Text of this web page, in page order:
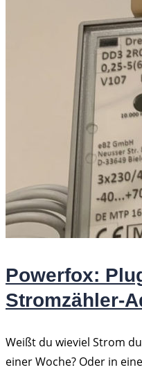
Powerfox:
Stromzähler-
Weißt du wieviel Strom
einer Woche? Oder in